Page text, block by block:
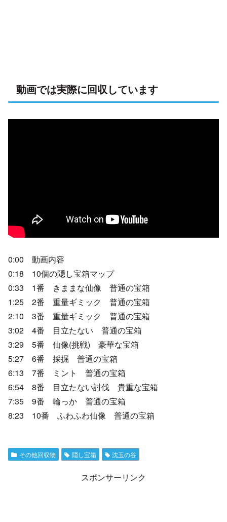
動画では実際に回収しています
0:00 動画内容
0:18 10個の隠し宝箱マップ
0:33 1番 きままな仙像 普通の宝箱
1:25 2番 重量ギミック 普通の宝箱
2:10 3番 重量ギミック 普通の宝箱
3:02 4番 目立たない 普通の宝箱
3:29 5番 仙像(挑戦) 豪華な宝箱
5:27 6番 採掘 普通の宝箱
6:13 7番 ミント 普通の宝箱
6:54 8番 目立たない討伐 貴重な宝箱
7:35 9番 輪っか 普通の宝箱
8:23 10番 ふわふわ仙像 普通の宝箱
その他回収物 隠し宝箱 沈玉の谷
スポンサーリンク